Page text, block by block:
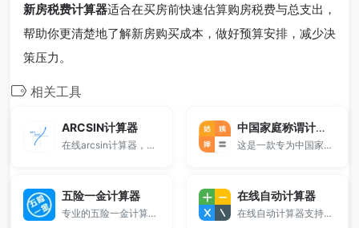
新房税费计算器适合在买房前快速估算购房税费与总支出，
帮助你更清楚地了解新房购买成本，做好预算安排，减少决
策压力。
相关工具
ARCSIN计算器
在线arcsin计算器，支持反正弦函数(asin)快速计算，输入数值即可获取对应角度或弧度结果。
中国家庭称谓计算器
这是一款专为中国家庭打造的在线亲戚称谓计算器，支持输入任意家庭关系路径，即可快速计算出准确的亲属称谓，并支持正向称呼与逆向查找，避免走亲访友时的称谓尴尬。
五险一金计算器
专业的五险一金计算器。
在线自动计算器
在线自动计算器支持标准与科学计算，涵盖加减乘除、乘方、开方、对数、三角函数等数学运算，适合学生和工程人员。支持键盘输入，兼容所有浏览器，即开即用，无需下载。